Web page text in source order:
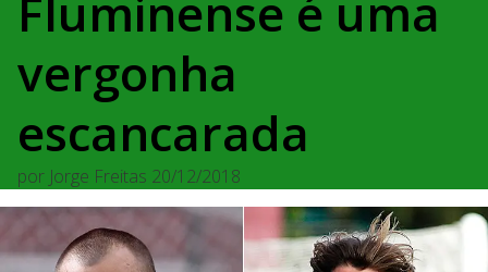
Fluminense é uma
vergonha
escancarada
por Jorge Freitas 20/12/2018